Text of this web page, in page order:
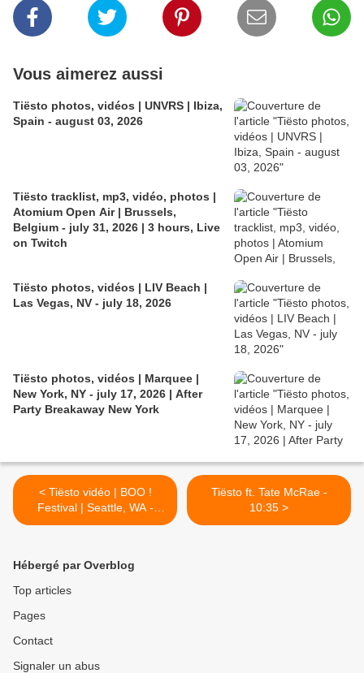
Vous aimerez aussi
Tiësto photos, vidéos | UNVRS | Ibiza,
Spain - august 03, 2026
Tiësto tracklist, mp3, vidéo, photos |
Atomium Open Air | Brussels,
Belgium - july 31, 2026 | 3 hours, Live
on Twitch
Tiësto photos, vidéos | LIV Beach |
Las Vegas, NV - july 18, 2026
Tiësto photos, vidéos | Marquee |
New York, NY - july 17, 2026 | After
Party Breakaway New York
< Tiësto vidéo | BOO !
Festival | Seattle, WA -
october 28, 2022
Tiësto ft. Tate McRae -
10:35 >
Hébergé par Overblog
Top articles
Pages
Contact
Signaler un abus